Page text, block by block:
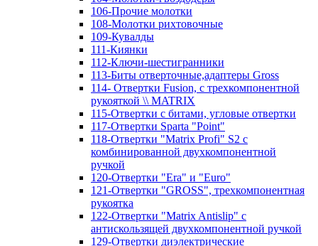
106-Прочие молотки
108-Молотки рихтовочные
109-Кувалды
111-Киянки
112-Ключи-шестигранники
113-Биты отверточные,адаптеры Gross
114- Отвертки Fusion, c трехкомпонентной
рукояткой \\ MATRIX
115-Отвертки с битами, угловые отвертки
117-Отвертки Sparta "Point"
118-Отвертки "Matrix Profi" S2 с
комбинированной двухкомпонентной
ручкой
120-Отвертки "Era" и "Euro"
121-Отвертки "GROSS", трехкомпонентная
рукоятка
122-Отвертки "Matrix Antislip" с
антискользящей двухкомпонентной ручкой
129-Отвертки диэлектрические